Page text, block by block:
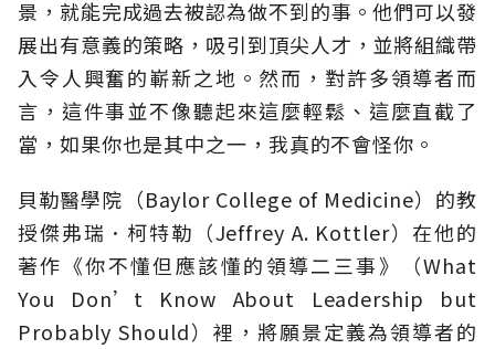
景，就能完成過去被認為做不到的事。他們可以發
展出有意義的策略，吸引到頂尖人才，並將組織帶
入令人興奮的嶄新之地。然而，對許多領導者而
言，這件事並不像聽起來這麼輕鬆、這麼直截了
當，如果你也是其中之一，我真的不會怪你。
貝勒醫學院（Baylor College of Medicine）的教
授傑弗瑞．柯特勒（Jeffrey A. Kottler）在他的
著作《你不懂但應該懂的領導二三事》（What
You Don’t Know About Leadership but
Probably Should）裡，將願景定義為領導者的